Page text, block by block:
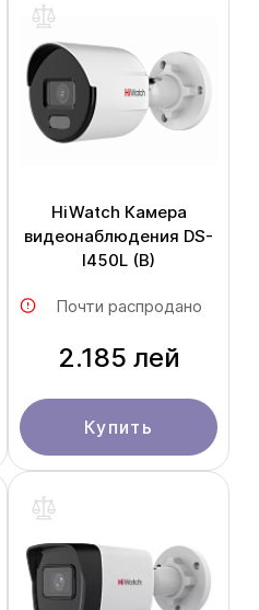
HiWatch Камера
видеонаблюдения DS-
I450L (B)
Почти распродано
2.185 лей
Купить